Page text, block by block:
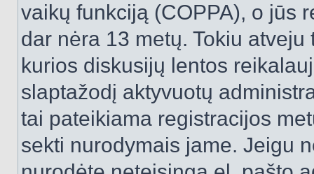
vaikų funkciją (COPPA), o jūs
dar nėra 13 metų. Tokiu
kurios diskusijų lentos
slaptažodį aktyvuotų
tai pateikiama registracijos
sekti nurodymais jame. Jeigu